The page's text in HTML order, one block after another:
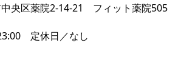
央区薬院2-14-21 フィット薬院505
定休日／なし